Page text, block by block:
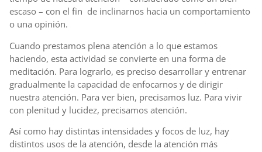
escaso – con el fin de inclinarnos hacia un comportamiento
o una opinión.
Cuando prestamos plena atención a lo que estamos
haciendo, esta actividad se convierte en una forma de
meditación. Para lograrlo, es preciso desarrollar y entrenar
gradualmente la capacidad de enfocarnos y de dirigir
nuestra atención. Para ver bien, precisamos luz. Para vivir
con plenitud y lucidez, precisamos atención.
Así como hay distintas intensidades y focos de luz, hay
distintos usos de la atención, desde la atención más